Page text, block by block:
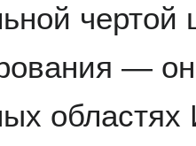
чертой
—
областях